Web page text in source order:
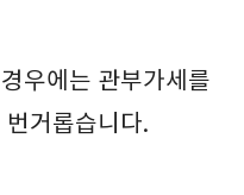
우에는 관부가세를
거롭습니다.